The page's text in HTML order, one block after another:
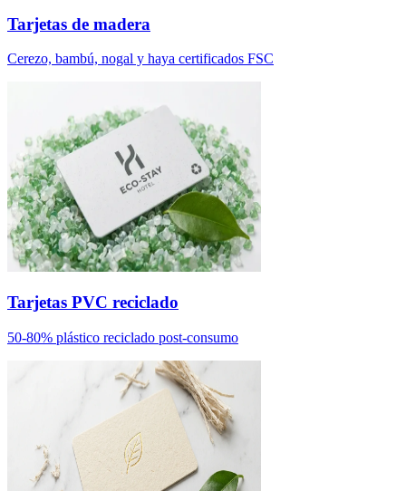
Tarjetas de madera
Cerezo, bambú, nogal y haya certificados FSC
Tarjetas PVC reciclado
50-80% plástico reciclado post-consumo